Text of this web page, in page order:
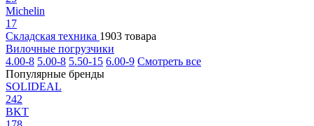
Michelin
17
Складская техника 1903 товара
Вилочные погрузчики
4.00-8 5.00-8 5.50-15 6.00-9 Смотреть все
Популярные бренды
SOLIDEAL
242
BKT